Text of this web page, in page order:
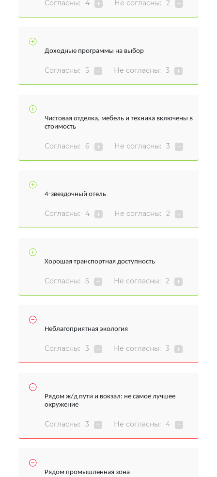
Согласны: 4 Не согласны: 2
Доходные программы на выбор
Согласны: 5 Не согласны: 3
Чистовая отделка, мебель и техника включены в
стоимость
Согласны: 6 Не согласны: 3
4-звездочный отель
Согласны: 4 Не согласны: 2
Хорошая транспортная доступность
Согласны: 5 Не согласны: 2
Неблагоприятная экология
Согласны: 3 Не согласны: 3
Рядом ж/д пути и вокзал: не самое лучшее
окружение
Согласны: 3 Не согласны: 4
Рядом промышленная зона